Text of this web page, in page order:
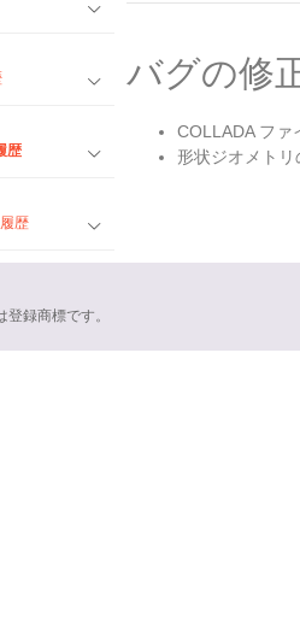
バグの修
COLLADA ファ
形状ジオメト
歴
歴
録商標です。